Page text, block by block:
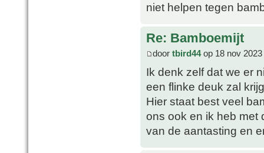
niet helpen tegen
Re: Bamboemijt
door tbird44op 18 nov 2023
Ik denk zelf dat we er
een flinke deuk zal
Hier staat best veel
ons ook en ik heb met
van de aantasting en